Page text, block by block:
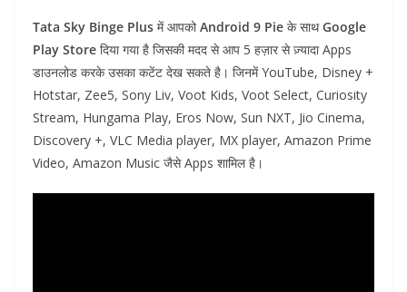
Tata Sky Binge Plus में आपकोAndroid 9 Pie के साथGoogle
Play Store दिया गया है जिसकी मदद से आप 5 हज़ार से ज़्यादा Apps
डाउनलोड करके उसका कटेंट देख सकते है। जिनमें YouTube, Disney +
Hotstar, Zee5, Sony Liv, Voot Kids, Voot Select, Curiosity
Stream, Hungama Play, Eros Now, Sun NXT, Jio Cinema,
Discovery +, VLC Media player, MX player, Amazon Prime
Video, Amazon Music जैसे Apps शामिल है।